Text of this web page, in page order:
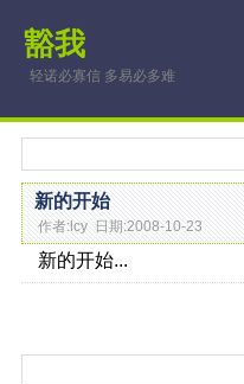
豁我
轻诺必寡信 多易必多难
新的开始
作者:lcy 日期:2008-10-23
新的开始...